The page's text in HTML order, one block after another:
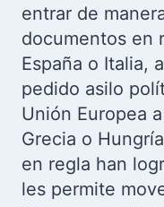
entrar de
documentos en
España o Italia,
pedido asilo
Unión Europea
Grecia o
en regla han
les permite